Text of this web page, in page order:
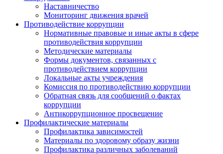
Наставничество
Мониторинг движения врачей
Противодействие коррупции
Нормативные правовые и иные акты в сфере
противодействия коррупции
Методические материалы
Формы документов, связанных с
противодействием коррупции
Локальные акты учреждения
Комиссия по противодействию коррупции
Обратная связь для сообщений о фактах
коррупции
Антикоррупционное просвещение
Профилактические материалы
Профилактика зависимостей
Материалы по здоровому образу жизни
Профилактика различных заболеваний